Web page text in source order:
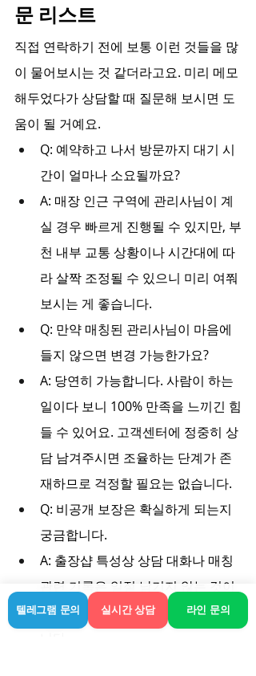
문 리스트
직접 연락하기 전에 보통 이런 것들을 많
이 물어보시는 것 같더라고요. 미리 메모
해두었다가 상담할 때 질문해 보시면 도
움이 될 거예요.
Q: 예약하고 나서 방문까지 대기 시
간이 얼마나 소요될까요?
A: 매장 인근 구역에 관리사님이 계
실 경우 빠르게 진행될 수 있지만, 부
천 내부 교통 상황이나 시간대에 따
라 살짝 조정될 수 있으니 미리 여쭤
보시는 게 좋습니다.
Q: 만약 매칭된 관리사님이 마음에
들지 않으면 변경 가능한가요?
A: 당연히 가능합니다. 사람이 하는
일이다 보니 100% 만족을 느끼긴 힘
들 수 있어요. 고객센터에 정중히 상
담 남겨주시면 조율하는 단계가 존
재하므로 걱정할 필요는 없습니다.
Q: 비공개 보장은 확실하게 되는지
궁금합니다.
A: 출장샵 특성상 상담 대화나 매칭
관련 기록은 일절 남기지 않는 것이
원칙이니 이 부분은 안심하셔도 됩
텔레그램 문의 실시간 상담 라인 문의